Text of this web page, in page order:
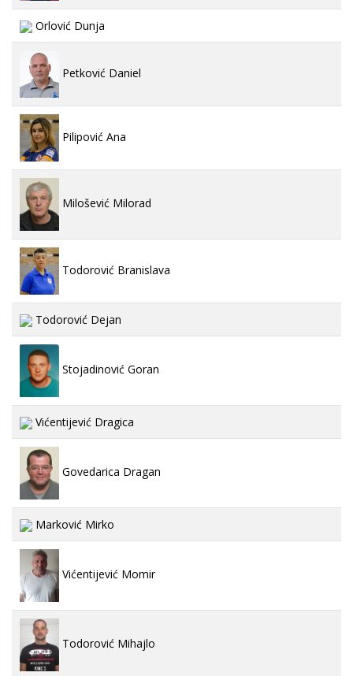
Orlović Dunja
Petković Daniel
Pilipović Ana
Milošević Milorad
Todorović Branislava
Todorović Dejan
Stojadinović Goran
Vićentijević Dragica
Govedarica Dragan
Marković Mirko
Vićentijević Momir
Todorović Mihajlo